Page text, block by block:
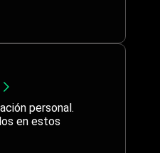
personal.
en estos